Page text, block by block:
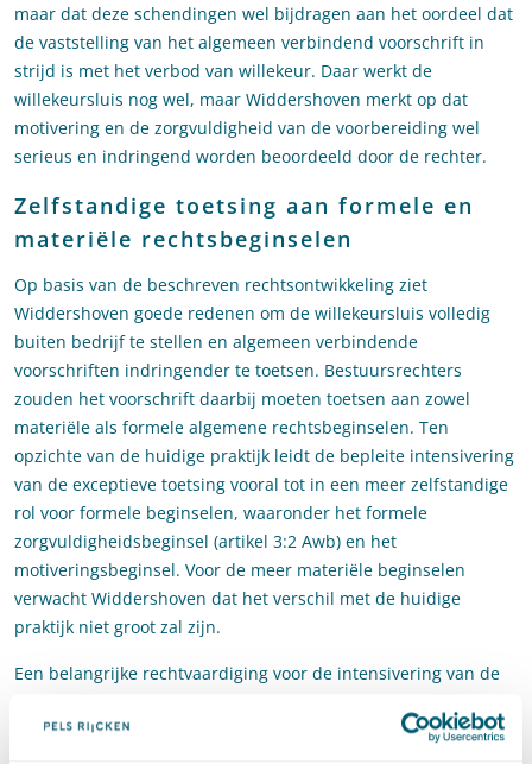
maar dat deze schendingen wel bijdragen aan het oordeel dat
de vaststelling van het algemeen verbindend voorschrift in
strijd is met het verbod van willekeur. Daar werkt de
willekeursluis nog wel, maar Widdershoven merkt op dat
motivering en de zorgvuldigheid van de voorbereiding wel
serieus en indringend worden beoordeeld door de rechter.
Zelfstandige toetsing aan formele en
materiële rechtsbeginselen
Op basis van de beschreven rechtsontwikkeling ziet
Widdershoven goede redenen om de willekeursluis volledig
buiten bedrijf te stellen en algemeen verbindende
voorschriften indringender te toetsen. Bestuursrechters
zouden het voorschrift daarbij moeten toetsen aan zowel
materiële als formele algemene rechtsbeginselen. Ten
opzichte van de huidige praktijk leidt de bepleite intensivering
van de exceptieve toetsing vooral tot in een meer zelfstandige
rol voor formele beginselen, waaronder het formele
zorgvuldigheidsbeginsel (artikel 3:2 Awb) en het
motiveringsbeginsel. Voor de meer materiële beginselen
verwacht Widdershoven dat het verschil met de huidige
praktijk niet groot zal zijn.
Een belangrijke rechtvaardiging voor de intensivering van de
veel algemeen verbindende voorschriften door het bestuur